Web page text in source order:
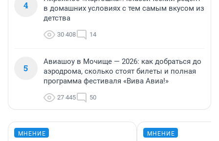
4
в домашних условиях с тем самым вкусом из
детства
30 408 14
5
Авиашоу в Мочище — 2026: как добраться до
аэродрома, сколько стоят билеты и полная
программа фестиваля «Вива Авиа!»
27 445 50
МНЕНИЕ МНЕНИЕ